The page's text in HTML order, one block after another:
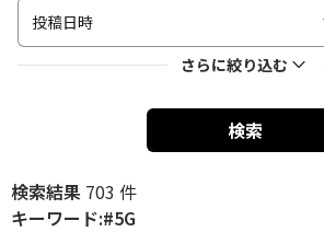
投稿日時
さらに絞り込む
検索
検索結果 703 件
キーワード:#5G